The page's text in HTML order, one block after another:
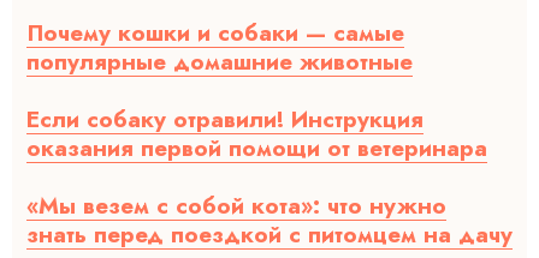
Почему кошки и собаки — самые
популярные домашние животные
Если собаку отравили! Инструкция
оказания первой помощи от ветеринара
«Мы везем с собой кота»: что нужно
знать перед поездкой с питомцем на дачу